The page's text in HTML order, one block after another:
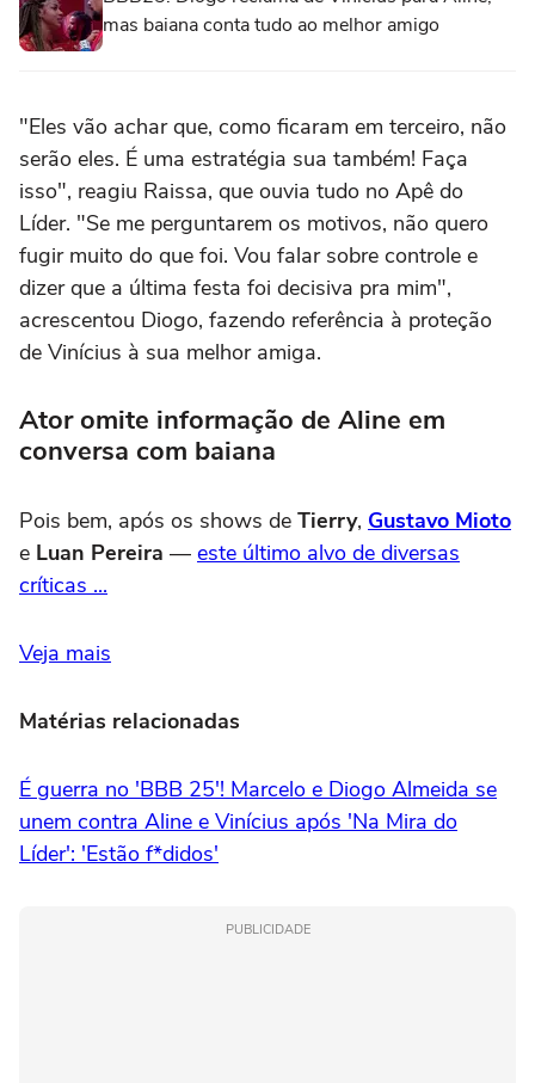
mas baiana conta tudo ao melhor amigo
"Eles vão achar que, como ficaram em terceiro, não
serão eles. É uma estratégia sua também! Faça
isso", reagiu Raissa, que ouvia tudo no Apê do
Líder. "Se me perguntarem os motivos, não quero
fugir muito do que foi. Vou falar sobre controle e
dizer que a última festa foi decisiva pra mim",
acrescentou Diogo, fazendo referência à proteção
de Vinícius à sua melhor amiga.
Ator omite informação de Aline em
conversa com baiana
Pois bem, após os shows de Tierry, Gustavo Mioto
e Luan Pereira — este último alvo de diversas
críticas ...
Veja mais
Matérias relacionadas
É guerra no 'BBB 25'! Marcelo e Diogo Almeida se
unem contra Aline e Vinícius após 'Na Mira do
Líder': 'Estão f*didos'
PUBLICIDADE